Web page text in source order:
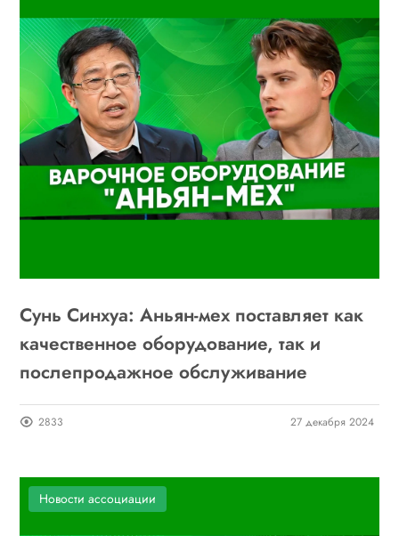
Сунь Синхуа: Аньян-мех поставляет как
качественное оборудование, так и
послепродажное обслуживание
2833 27 декабря 2024
Новости ассоциации